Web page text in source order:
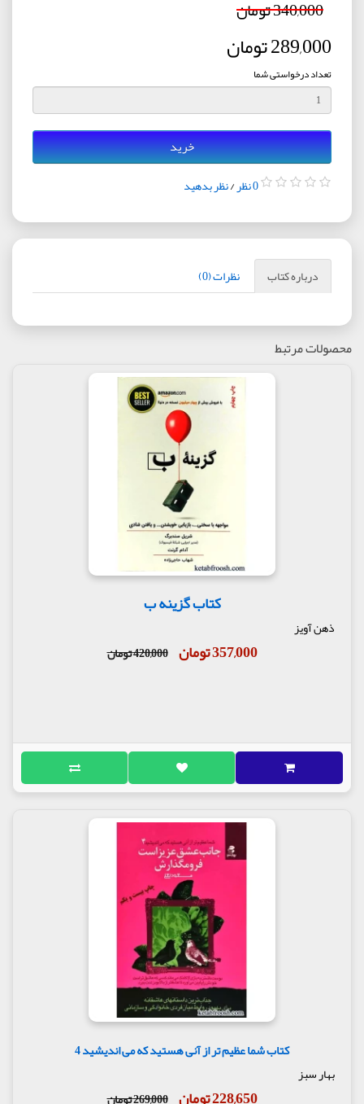
340,000 تومان
289,000 تومان
تعداد درخواستی شما
خرید
0 نظر /نظر بدهید
درباره کتاب نظرات (0)
محصولات مرتبط
کتاب گزینه ب
ذهن آویز
357,000 تومان 420,000 تومان
کتاب شما عظیم تر از آنی هستید که می اندیشید 4
بهار سبز
228,650 تومان 269,000 تومان